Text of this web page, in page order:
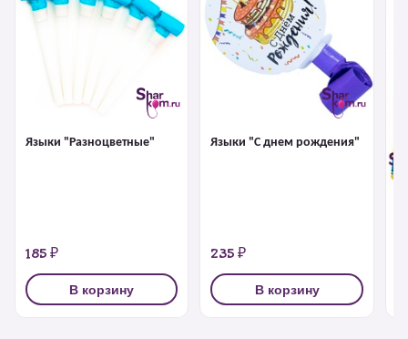
Языки "Разноцветные"
185 ₽
В корзину
Языки "С днем рождения"
235 ₽
В корзину